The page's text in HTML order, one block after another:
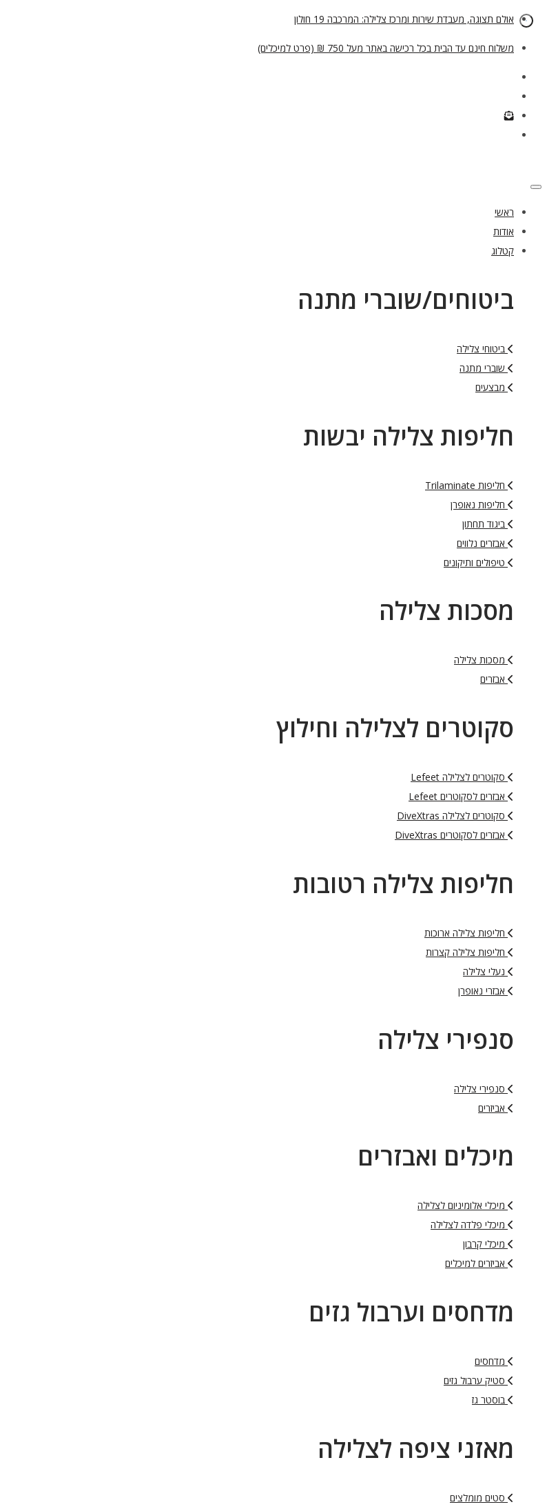
אולם תצוגה, מעבדת שירות ומרכז צלילה: המרכבה 19 חולון
משלוח חינם עד הבית בכל רכישה באתר מעל 750 ₪ (פרט למיכלים)
ראשי
אודות
קטלוג
ביטוחים/שוברי מתנה
ביטוחי צלילה
שוברי מתנה
מבצעים
חליפות צלילה יבשות
חליפות Trilaminate
חליפות נאופרן
ביגוד תחתון
אבזרים נלווים
טיפולים ותיקונים
מסכות צלילה
מסכות צלילה
אבזרים
סקוטרים לצלילה וחילוץ
סקוטרים לצלילה Lefeet
אבזרים לסקוטרים Lefeet
סקוטרים לצלילה DiveXtras
אבזרים לסקוטרים DiveXtras
חליפות צלילה רטובות
חליפות צלילה ארוכות
חליפות צלילה קצרות
נעלי צלילה
אבזרי נאופרן
סנפירי צלילה
סנפירי צלילה
אביזרים
מיכלים ואבזרים
מיכלי אלומיניום לצלילה
מיכלי פלדה לצלילה
מיכלי קרבון
אביזרים למיכלים
מדחסים וערבול גזים
מדחסים
סטיק ערבול גזים
בוסטר גז
מאזני ציפה לצלילה
סטים מומלצים